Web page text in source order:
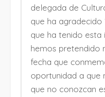
delegada de
que ha agradecido
que ha tenido esta
hemos pretendido
fecha que
oportunidad a que
que no conozcan